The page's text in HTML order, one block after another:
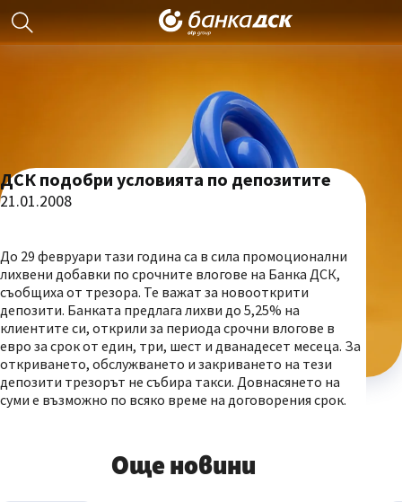
ДСК подобри условията по депозитите
21.01.2008
До 29 февруари тази година са в сила промоционални
лихвени добавки по срочните влогове на Банка ДСК,
съобщиха от трезора. Те важат за новооткрити
депозити. Банката предлага лихви до 5,25% на
клиентите си, открили за периода срочни влогове в
евро за срок от един, три, шест и дванадесет месеца. За
откриването, обслужването и закриването на тези
депозити трезорът не събира такси. Довнасянето на
суми е възможно по всяко време на договорения срок.
Още новини